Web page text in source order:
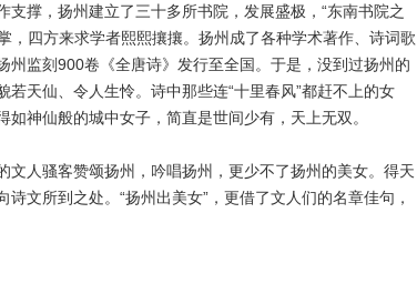
撑，扬州建立了三十多所书院，发展盛极，“东南书院之
，四方来求学者熙熙攘攘。扬州成了各种学术著作、诗词歌
州监刻900卷《全唐诗》发行至全国。于是，没到过扬州的
若天仙、令人生怜。诗中那些连“十里春风”都赶不上的女
神仙般的城中女子，简直是世间少有，天上无双。
人骚客赞颂扬州，吟唱扬州，更少不了扬州的美女。得天
文所到之处。“扬州出美女”，更借了文人们的名章佳句，